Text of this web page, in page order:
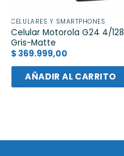
CELULARES Y SMARTPHONES
Celular Motorola G24 4/128
Gris-Matte
$369.999,00
AÑADIR AL CARRITO